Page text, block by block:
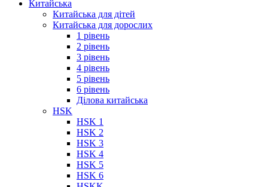
Китайська
Китайська для дітей
Китайська для дорослих
1 рівень
2 рівень
3 рівень
4 рівень
5 рівень
6 рівень
Ділова китайська
HSK
HSK 1
HSK 2
HSK 3
HSK 4
HSK 5
HSK 6